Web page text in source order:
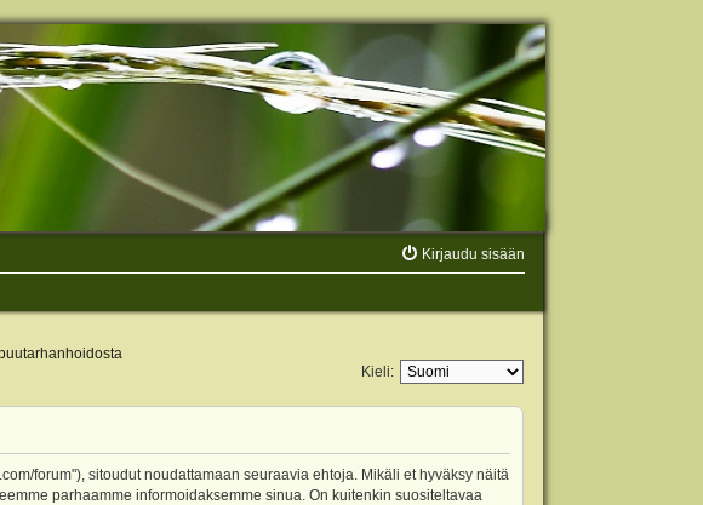
Kirjaudu sisään
Kieli:
forum"), sitoudut noudattamaan seuraavia ehtoja. Mikäli et hyväksy näitä
parhaamme informoidaksemme sinua. On kuitenkin suositeltavaa